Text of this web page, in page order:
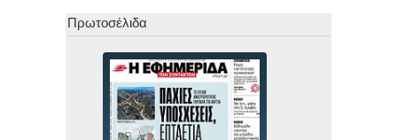
Πρωτοσέλιδα